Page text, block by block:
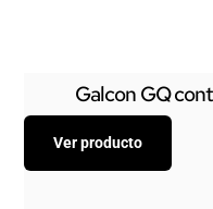
Galcon GQ
Ver producto